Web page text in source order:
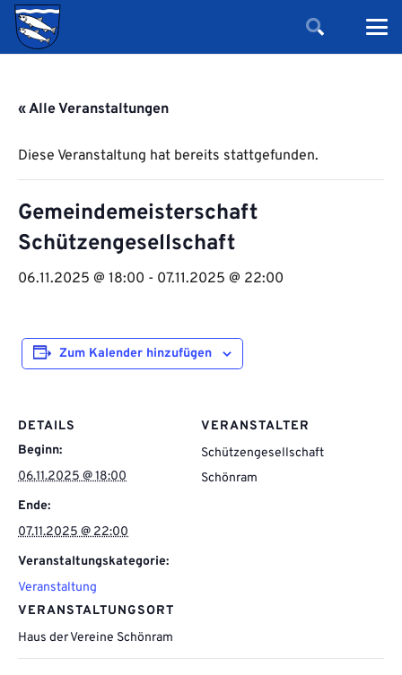
« Alle Veranstaltungen
Diese Veranstaltung hat bereits stattgefunden.
Gemeindemeisterschaft
Schützengesellschaft
06.11.2025 @ 18:00 - 07.11.2025 @ 22:00
Zum Kalender hinzufügen
DETAILS
Beginn:
06.11.2025 @ 18:00
Ende:
07.11.2025 @ 22:00
Veranstaltungskategorie:
Veranstaltung
VERANSTALTUNGSORT
Haus der Vereine Schönram
VERANSTALTER
Schützengesellschaft
Schönram